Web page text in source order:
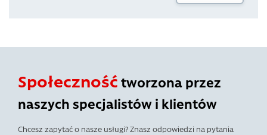
Społeczność tworzona przez
naszych specjalistów i klientów
Chcesz zapytać o nasze usługi? Znasz odpowiedzi na pytania